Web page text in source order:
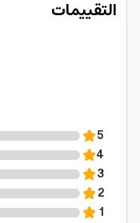
التقييمات
5
4
3
2
1